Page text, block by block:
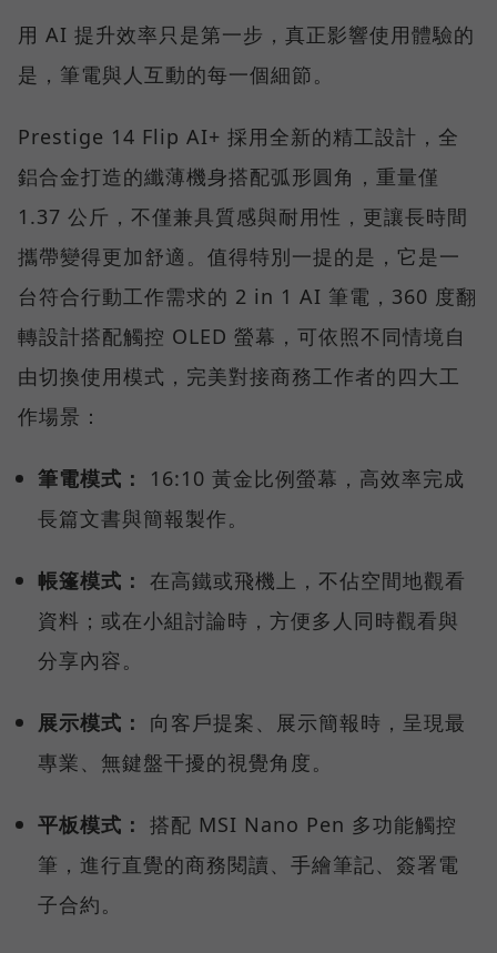
用 AI 提升效率只是第一步，真正影響使用體驗的
是，筆電與人互動的每一個細節。
Prestige 14 Flip AI+ 採用全新的精工設計，全
鋁合金打造的纖薄機身搭配弧形圓角，重量僅
1.37 公斤，不僅兼具質感與耐用性，更讓長時間
攜帶變得更加舒適。值得特別一提的是，它是一
台符合行動工作需求的 2 in 1 AI 筆電，360 度翻
轉設計搭配觸控 OLED 螢幕，可依照不同情境自
由切換使用模式，完美對接商務工作者的四大工
作場景：
筆電模式：
16:10 黃金比例螢幕，高效率完成
長篇文書與簡報製作。
帳篷模式： 在高鐵或飛機上，不佔空間地觀看
資料；或在小組討論時，方便多人同時觀看與
分享內容。
展示模式：
向客戶提案、展示簡報時，呈現最
專業、無鍵盤干擾的視覺角度。
平板模式： 搭配 MSI Nano Pen 多功能觸控
筆，進行直覺的商務閱讀、手繪筆記、簽署電
子合約。